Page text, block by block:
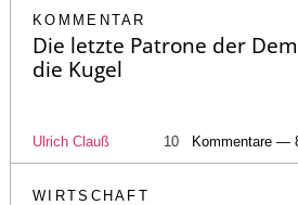
KOMMENTAR
Die letzte Patrone der
die Kugel
Ulrich Clauß 10 Kommentare —
WIRTSCHAFT